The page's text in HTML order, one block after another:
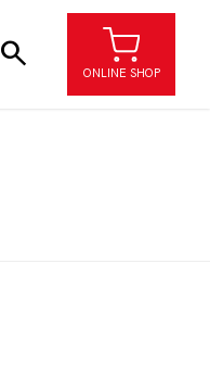
search
ONLINE SHOP